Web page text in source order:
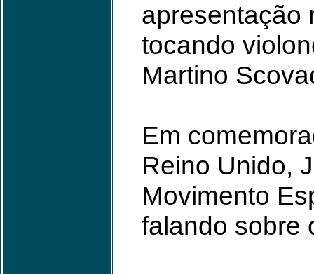
apresentação
tocando
Martino
Em
Reino Unido,
Movimento
falando sobre